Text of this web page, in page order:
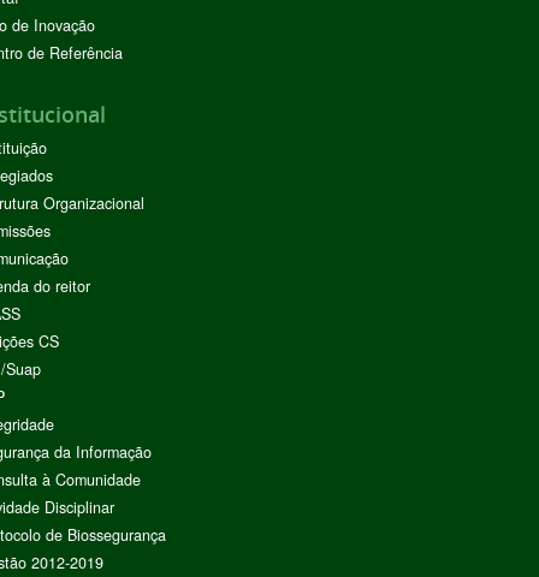
de Inovação
de Referência
Organizacional
do reitor
CS
Suap
da Informação
à Comunidade
Disciplinar
de Biossegurança
2012-2019